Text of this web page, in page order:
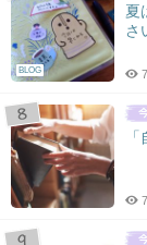
BLOG
夏
さ